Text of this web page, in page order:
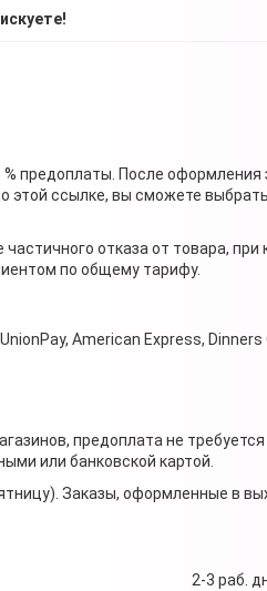
предоплаты. После оформления
этой ссылке, вы сможете
отказа от товара,
по общему тарифу.
American Express, Dinners
предоплата не
или банковской картой.
Заказы, оформленные в
2-3 раб.